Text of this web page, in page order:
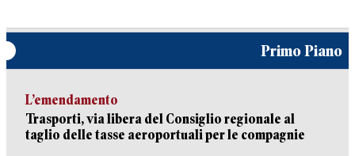
Primo Piano
L’emendamento
Trasporti, via libera del Consiglio regionale al
taglio delle tasse aeroportuali per le compagnie